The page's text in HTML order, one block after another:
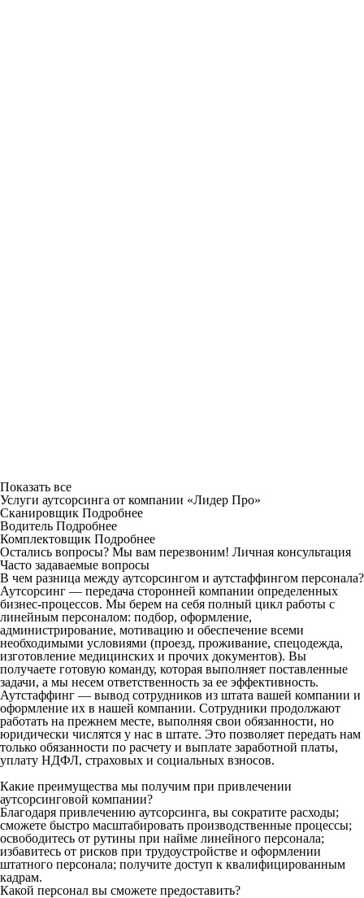
Показать все
Услуги аутсорсинга от компании «Лидер Про»
Сканировщик Подробнее
Водитель Подробнее
Комплектовщик Подробнее
Остались вопросы? Мы вам перезвоним! Личная консультация
Часто задаваемые вопросы
В чем разница между аутсорсингом и аутстаффингом персонала?
Аутсорсинг — передача сторонней компании определенных
бизнес-процессов. Мы берем на себя полный цикл работы с
линейным персоналом: подбор, оформление,
администрирование, мотивацию и обеспечение всеми
необходимыми условиями (проезд, проживание, спецодежда,
изготовление медицинских и прочих документов). Вы
получаете готовую команду, которая выполняет поставленные
задачи, а мы несем ответственность за ее эффективность.
Аутстаффинг — вывод сотрудников из штата вашей компании и
оформление их в нашей компании. Сотрудники продолжают
работать на прежнем месте, выполняя свои обязанности, но
юридически числятся у нас в штате. Это позволяет передать нам
только обязанности по расчету и выплате заработной платы,
уплату НДФЛ, страховых и социальных взносов.
Какие преимущества мы получим при привлечении
аутсорсинговой компании?
Благодаря привлечению аутсорсинга, вы сократите расходы;
сможете быстро масштабировать производственные процессы;
освободитесь от рутины при найме линейного персонала;
избавитесь от рисков при трудоустройстве и оформлении
штатного персонала; получите доступ к квалифицированным
кадрам.
Какой персонал вы сможете предоставить?